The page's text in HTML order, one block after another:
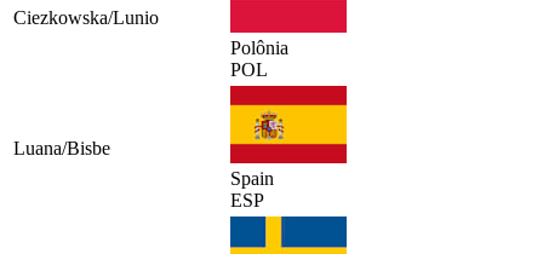
Ciezkowska/Lunio
Polônia
POL
Luana/Bisbe
Spain
ESP